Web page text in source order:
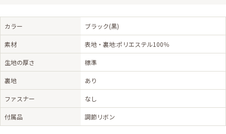
カラー ブラック(黒)
素材 表地・裏地:ポリエステル100％
生地の厚さ 標準
裏地 あり
ファスナー なし
付属品 調節リボン